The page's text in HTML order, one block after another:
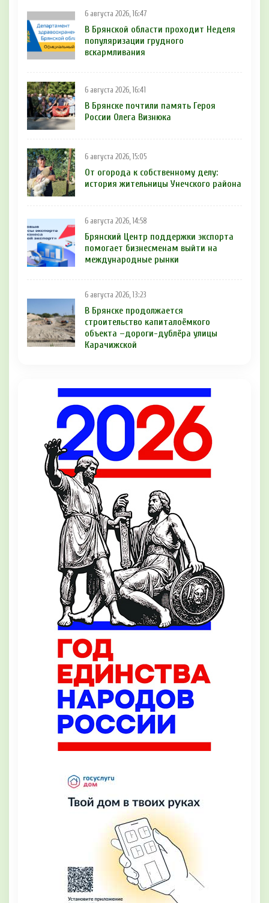
6 августа 2026, 16:47
В Брянской области проходит Неделя
популяризации грудного
вскармливания
6 августа 2026, 16:41
В Брянске почтили память Героя
России Олега Визнюка
6 августа 2026, 15:05
От огорода к собственному делу:
история жительницы Унечского района
6 августа 2026, 14:58
Брянский Центр поддержки экспорта
помогает бизнесменам выйти на
международные рынки
6 августа 2026, 13:23
В Брянске продолжается
строительство капиталоёмкого
объекта –дороги-дублёра улицы
Карачижской